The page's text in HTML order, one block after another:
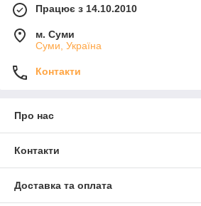
Працює з 14.10.2010
м. Суми
Суми, Україна
Контакти
Про нас
Контакти
Доставка та оплата